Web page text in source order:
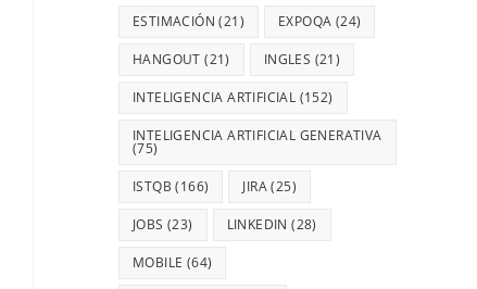
ESTIMACIÓN (21) EXPOQA (24)
HANGOUT (21) INGLES (21)
INTELIGENCIA ARTIFICIAL (152)
INTELIGENCIA ARTIFICIAL GENERATIVA
(75)
ISTQB (166) JIRA(25)
JOBS (23) LINKEDIN (28)
MOBILE (64)